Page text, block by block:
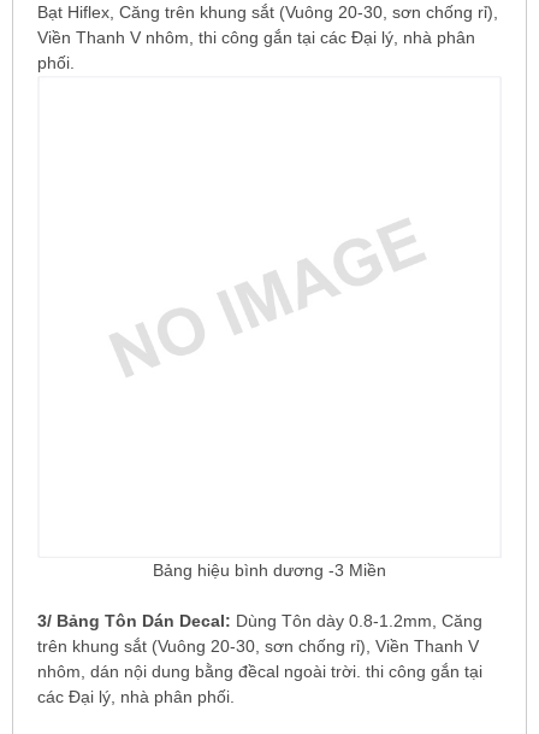
Bạt Hiflex, Căng trên khung sắt (Vuông 20-30, sơn chống rỉ),
Viền Thanh V nhôm, thi công gắn tại các Đại lý, nhà phân
phối.
Bảng hiệu bình dương -3 Miền
3/ Bảng Tôn Dán Decal: Dùng Tôn dày 0.8-1.2mm, Căng
trên khung sắt (Vuông 20-30, sơn chống rỉ), Viền Thanh V
nhôm, dán nội dung bằng đềcal ngoài trời. thi công gắn tại
các Đại lý, nhà phân phối.